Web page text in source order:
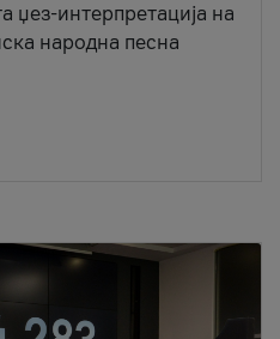
џез-интерпретација на
народна песна